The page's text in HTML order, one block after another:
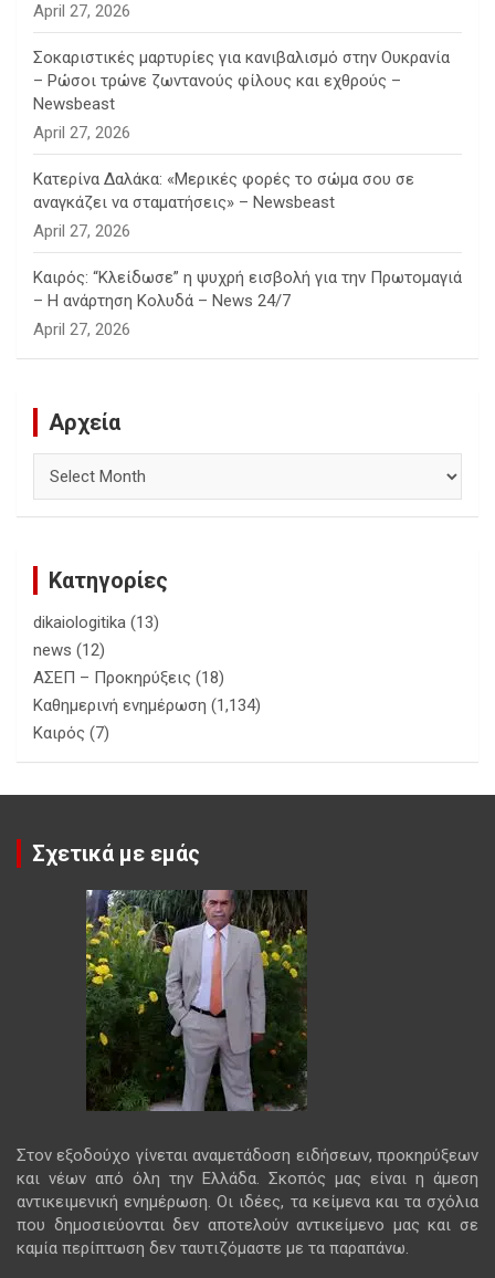
April 27, 2026
Σοκαριστικές μαρτυρίες για κανιβαλισμό στην Ουκρανία
– Ρώσοι τρώνε ζωντανούς φίλους και εχθρούς –
Newsbeast
April 27, 2026
Κατερίνα Δαλάκα: «Μερικές φορές το σώμα σου σε
αναγκάζει να σταματήσεις» – Newsbeast
April 27, 2026
Καιρός: “Κλείδωσε” η ψυχρή εισβολή για την Πρωτομαγιά
– Η ανάρτηση Κολυδά – News 24/7
April 27, 2026
Αρχεία
Κατηγορίες
dikaiologitika (13)
news (12)
ΑΣΕΠ – Προκηρύξεις (18)
Καθημερινή ενημέρωση (1,134)
Καιρός (7)
Σχετικά με εμάς
Στον εξοδούχο γίνεται αναμετάδοση ειδήσεων, προκηρύξεων
και νέων από όλη την Ελλάδα. Σκοπός μας είναι η άμεση
αντικειμενική ενημέρωση. Οι ιδέες, τα κείμενα και τα σχόλια
που δημοσιεύονται δεν αποτελούν αντικείμενο μας και σε
καμία περίπτωση δεν ταυτιζόμαστε με τα παραπάνω.